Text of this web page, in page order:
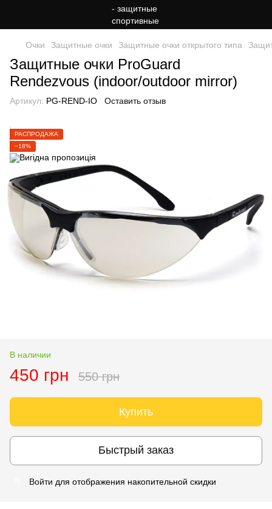
Очки Защитные очки Защитные очки открытого типа
Защитные очки ProGuard
Rendezvous (indoor/outdoor mirror)
Артикул: PG-REND-IO Оставить отзыв
РАСПРОДАЖА
−18%
В наличии
450 грн 550 грн
Купить
Быстрый заказ
Войти для отображения накопительной скидки